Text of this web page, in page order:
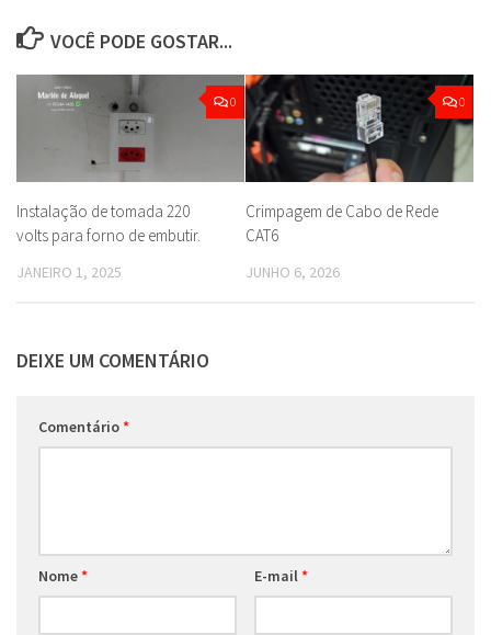
VOCÊ PODE GOSTAR...
0
Instalação de tomada 220
volts para forno de embutir.
JANEIRO 1, 2025
0
Crimpagem de Cabo de Rede
CAT6
JUNHO 6, 2026
DEIXE UM COMENTÁRIO
Comentário*
Nome* E-mail *